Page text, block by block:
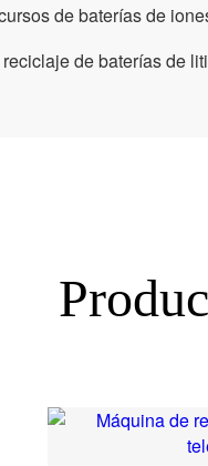
de baterías de
de baterías de